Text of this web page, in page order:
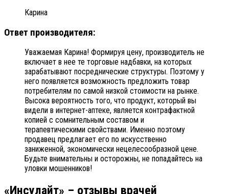
Карина
Ответ производителя:
Уважаемая Карина! Формируя цену, производитель не
включает в нее те торговые надбавки, на которых
зарабатывают посреднические структуры. Поэтому у
него появляется возможность предложить товар
потребителям по самой низкой стоимости на рынке.
Высока вероятность того, что продукт, который вы
видели в интернет-аптеке, является контрафактной
копией с сомнительным составом и
терапевтическими свойствами. Именно поэтому
продавец предлагает его по искусственно
заниженной, экономически нецелесообразной цене.
Будьте внимательны и осторожны, не попадайтесь на
уловки мошенников!
«Инсулайт» – отзывы врачей